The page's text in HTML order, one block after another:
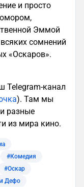
и просто
Эммой
сомнений
«Оскаров».
Telegram-канал
). Там мы
разные
из мира кино.
#Комедия
#Оскар
Дефо